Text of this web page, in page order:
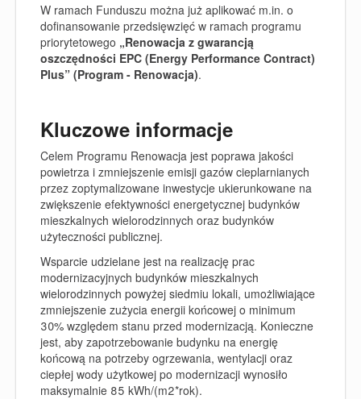
W ramach Funduszu można już aplikować m.in. o
dofinansowanie przedsięwzięć w ramach programu
priorytetowego „Renowacja z gwarancją
oszczędności EPC (Energy Performance Contract)
Plus” (Program - Renowacja).
Kluczowe informacje
Celem Programu Renowacja jest poprawa jakości
powietrza i zmniejszenie emisji gazów cieplarnianych
przez zoptymalizowane inwestycje ukierunkowane na
zwiększenie efektywności energetycznej budynków
mieszkalnych wielorodzinnych oraz budynków
użyteczności publicznej.
Wsparcie udzielane jest na realizację prac
modernizacyjnych budynków mieszkalnych
wielorodzinnych powyżej siedmiu lokali, umożliwiające
zmniejszenie zużycia energii końcowej o minimum
30% względem stanu przed modernizacją. Konieczne
jest, aby zapotrzebowanie budynku na energię
końcową na potrzeby ogrzewania, wentylacji oraz
ciepłej wody użytkowej po modernizacji wynosiło
maksymalnie 85 kWh/(m2*rok).